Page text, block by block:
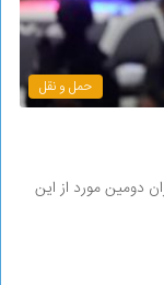
حمل و نقل
دومین مورد از این